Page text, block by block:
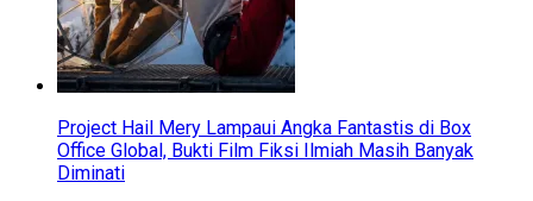
Project Hail Mery Lampaui Angka Fantastis di Box
Office Global, Bukti Film Fiksi Ilmiah Masih Banyak
Diminati